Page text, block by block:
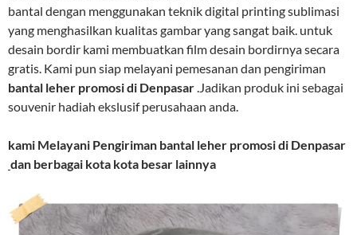
bantal dengan menggunakan teknik digital printing sublimasi
yang menghasilkan kualitas gambar yang sangat baik. untuk
desain bordir kami membuatkan film desain bordirnya secara
gratis. Kami pun siap melayani pemesanan dan pengiriman
bantal leher promosi di Denpasar.Jadikan produk ini sebagai
souvenir hadiah ekslusif perusahaan anda.
kami Melayani Pengiriman bantal leher promosi di Denpasar
dan berbagai kota kota besar lainnya